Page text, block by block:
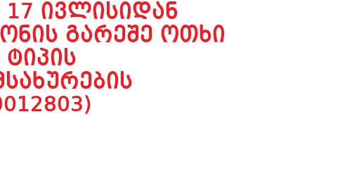
ᲘᲕᲚᲘᲡᲘᲓᲐᲜ
ᲒᲐᲠᲔᲨᲔ ᲝᲗᲮᲘ